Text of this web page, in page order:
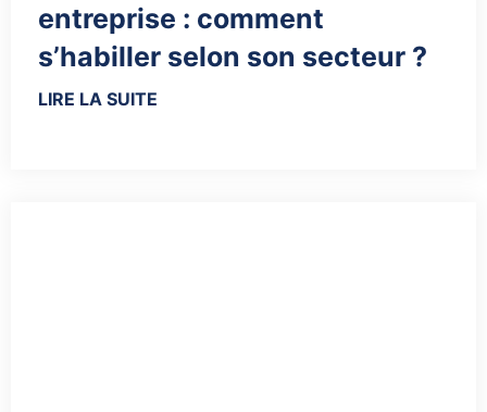
entreprise : comment
s’habiller selon son secteur ?
LIRE LA SUITE